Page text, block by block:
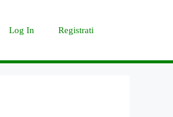
Log In Registrati